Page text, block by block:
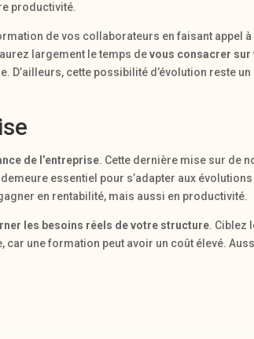
productivité.
de vos collaborateurs en faisant appel
largement le temps devous consacrer
D’ailleurs, cette possibilité d’évolution reste
de l’entreprise. Cette dernière mise sur de
essentiel pour s’adapter aux
en rentabilité, mais aussi en productivité.
les besoins réels de votre structure. Ciblez
une formation peut avoir un coût élevé.